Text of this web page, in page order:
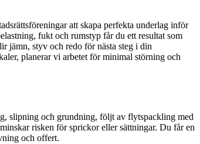
att skapa perfekta underlag inför
fukt och rumstyp får du ett resultat som
jämn, styv och redo för nästa steg i din
planerar vi arbetet för minimal störning och
slipning och grundning, följt av flytspackling med
risken för sprickor eller sättningar. Du får en
och offert.